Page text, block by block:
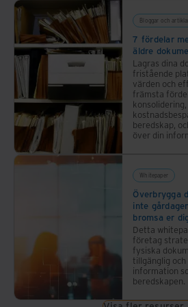
diskussionen
i Iron
Mountains
webbinarium
konsekvenserna
av AI
på
ekonomin,
regleringsstrukturer
Bloggar och artiklar
7 fördelar
äldre
Lagras dina
fristående
värden och
främsta
beredskap,
över din
Whitepaper
Överbrygga
inte
bromsa er
Detta
företag
fysiska
tillgänglig
information
beredskapen.